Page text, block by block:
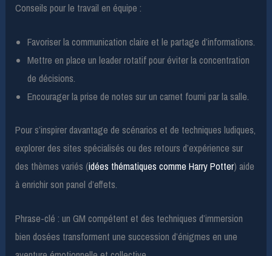
Conseils pour le travail en équipe :
Favoriser la communication claire et le partage d’informations.
Mettre en place un leader rotatif pour éviter la concentration
de décisions.
Encourager la prise de notes sur un carnet fourni par la salle.
Pour s’inspirer davantage de scénarios et de techniques ludiques,
explorer des sites spécialisés ou des retours d’expérience sur
des thèmes variés (idées thématiques comme Harry Potter) aide
à enrichir son panel d’effets.
Phrase-clé : un GM compétent et des techniques d’immersion
bien dosées transforment une succession d’énigmes en une